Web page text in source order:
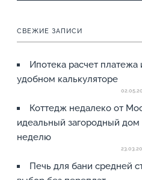
СВЕЖИЕ ЗАПИСИ
Ипотека расчет
удобном калькуляторе
Коттедж недалеко от
идеальный загородный
неделю
Печь для бани средней